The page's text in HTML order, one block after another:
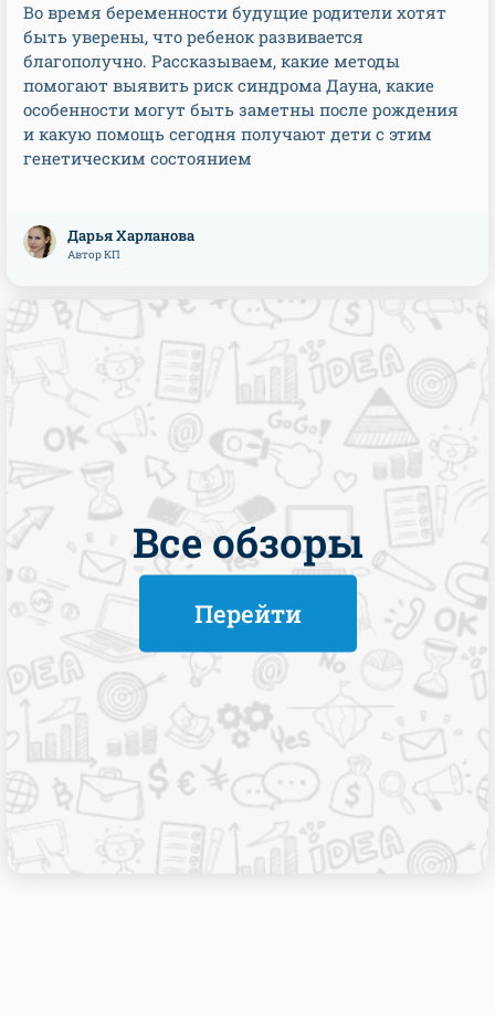
Во время беременности будущие родители хотят
быть уверены, что ребенок развивается
благополучно. Рассказываем, какие методы
помогают выявить риск синдрома Дауна, какие
особенности могут быть заметны после рождения
и какую помощь сегодня получают дети с этим
генетическим состоянием
Дарья Харланова
Автор КП
Все обзоры
Перейти